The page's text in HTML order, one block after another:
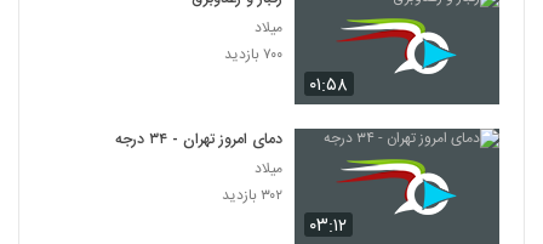
۰۱:۵۸
میلاد
۷۰۰ بازدید
۰۳:۱۲
دمای امروز تهران - ۳۴ درجه
میلاد
۳۰۲ بازدید